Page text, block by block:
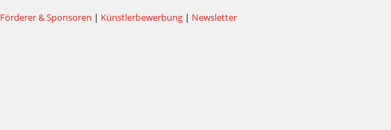
Förderer & Sponsoren | Künstlerbewerbung | Newsletter